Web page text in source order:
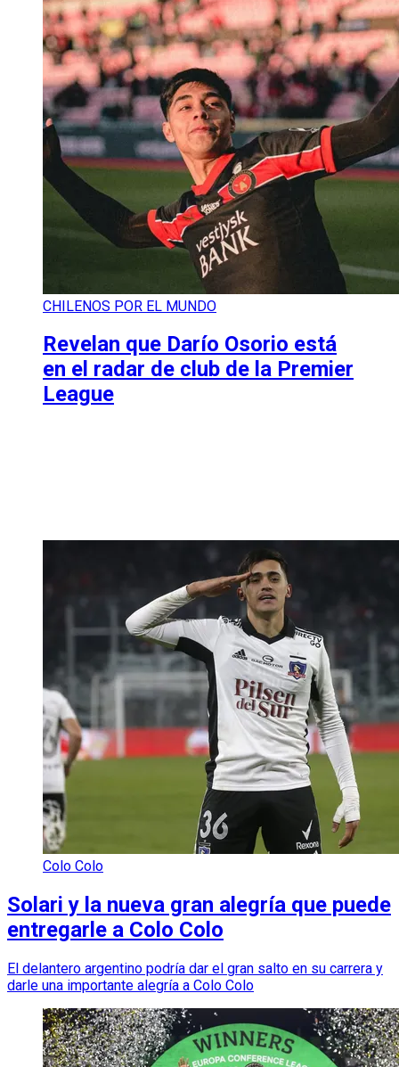
CHILENOS POR EL MUNDO
Revelan que Darío Osorio está
en el radar de club de la Premier
League
Colo Colo
Solari y la nueva gran alegría que puede
entregarle a Colo Colo
El delantero argentino podría dar el gran salto en su carrera y
darle una importante alegría a Colo Colo